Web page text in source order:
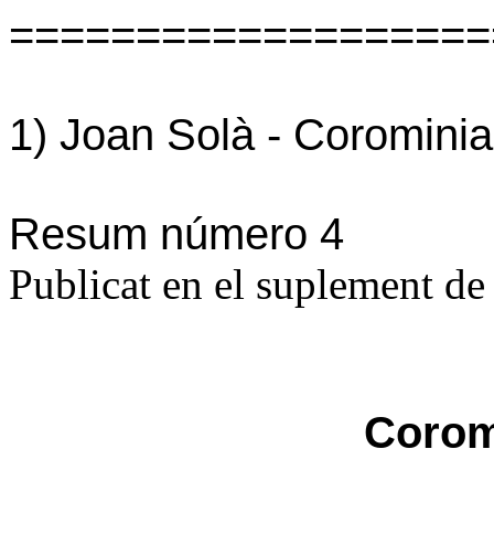
1) Joan Solà -
Resum número 4
Publicat en el suplement